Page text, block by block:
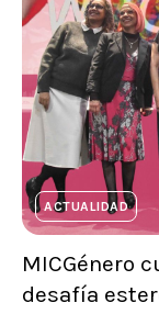
ACTUALIDAD
MICGénero
desafía